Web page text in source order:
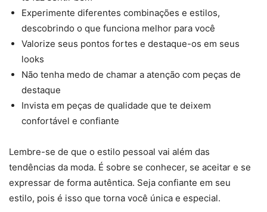
Experimente diferentes combinações e estilos,
descobrindo o que funciona melhor para você
Valorize seus pontos fortes e destaque-os em seus
looks
Não tenha medo de chamar a atenção com peças de
destaque
Invista em peças de qualidade que te deixem
confortável e confiante
Lembre-se de que o estilo pessoal vai além das
tendências da moda. É sobre se conhecer, se aceitar e se
expressar de forma autêntica. Seja confiante em seu
estilo, pois é isso que torna você única e especial.